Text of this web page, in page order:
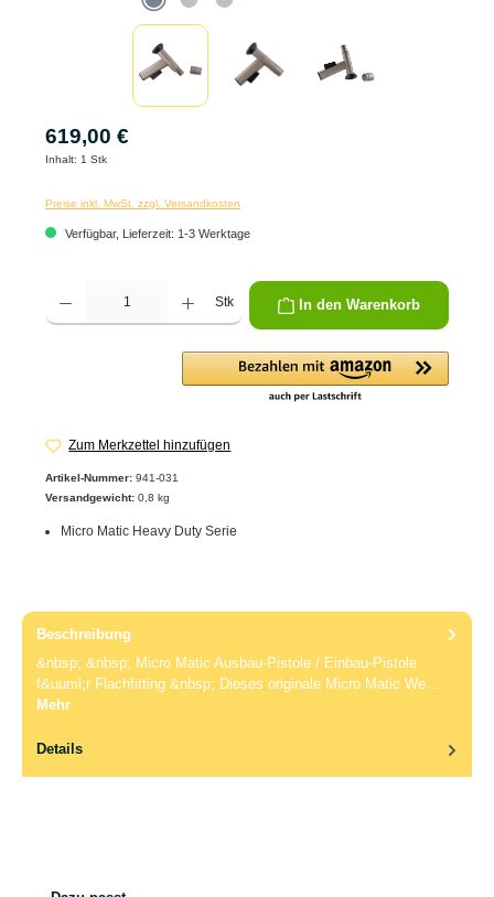
619,00 €
Inhalt: 1 Stk
Preise inkl. MwSt. zzgl. Versandkosten
Verfügbar, Lieferzeit: 1-3 Werktage
Produkt Anzahl: Gib den gewünschten Wert ein oder benutze die Schaltflächen um
Stk In den Warenkorb
Zum Merkzettel hinzufügen
Artikel-Nummer: 941-031
Versandgewicht: 0,8 kg
Micro Matic Heavy Duty Serie
Beschreibung
&nbsp; &nbsp; Micro Matic Ausbau-Pistole / Einbau-Pistole
f&uuml;r Flachfitting &nbsp; Dieses originale Micro Matic We…
Mehr
Details